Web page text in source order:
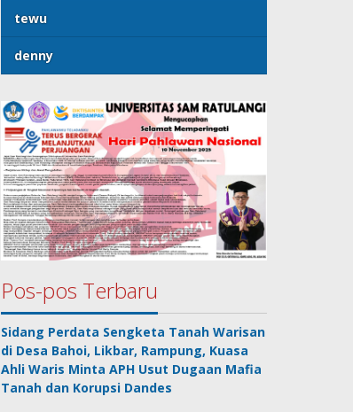
tewu
denny
Pos-pos Terbaru
Sidang Perdata Sengketa Tanah Warisan
di Desa Bahoi, Likbar, Rampung, Kuasa
Ahli Waris Minta APH Usut Dugaan Mafia
Tanah dan Korupsi Dandes